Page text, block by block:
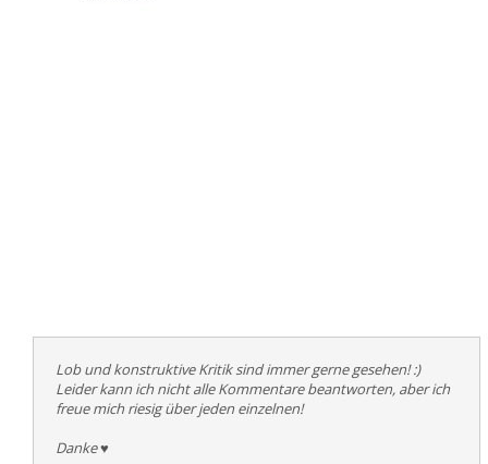
Lob und konstruktive Kritik sind immer gerne gesehen! :)
Leider kann ich nicht alle Kommentare beantworten, aber ich
freue mich riesig über jeden einzelnen!
Danke♥